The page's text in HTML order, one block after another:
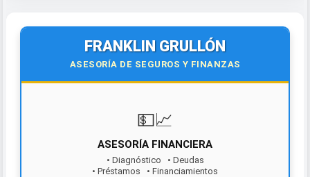
FRANKLIN GRULLÓN
ASESORÍA DE SEGUROS Y FINANZAS
• Diagnóstico • Deudas
• Préstamos • Financiamientos
¡Contáctanos hoy!